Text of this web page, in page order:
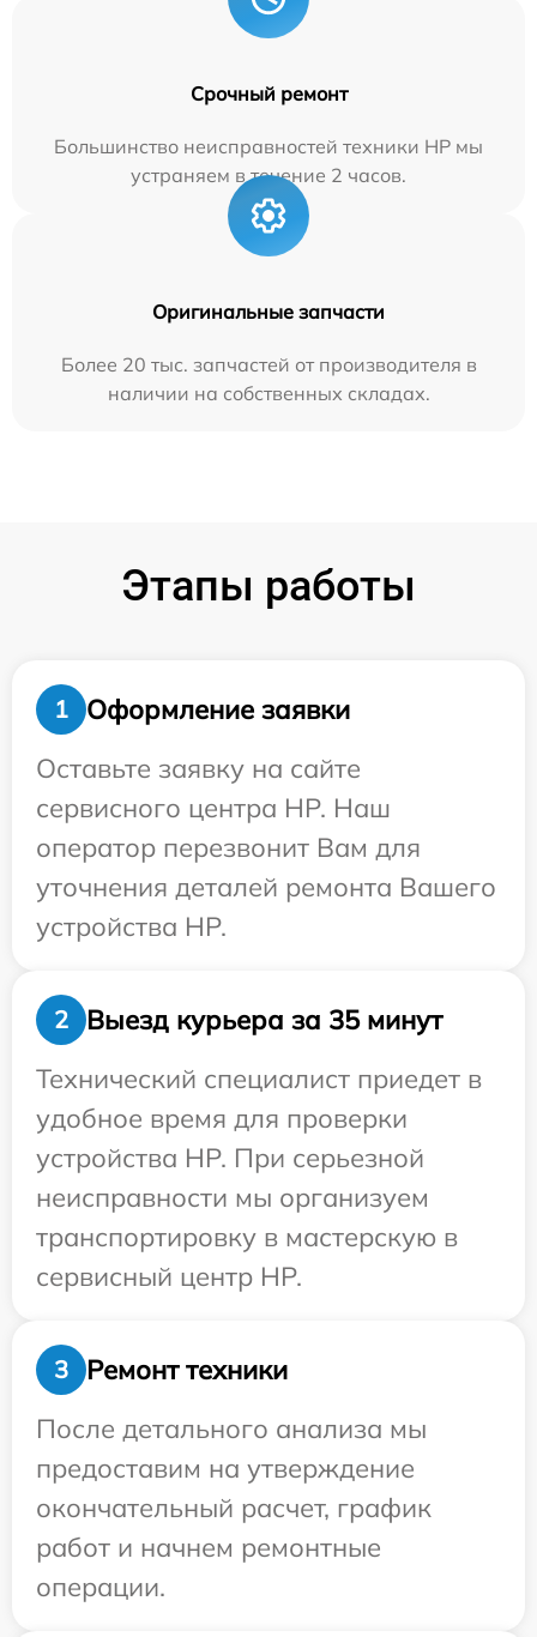
Срочный ремонт
Большинство неисправностей техники HP мы
устраняем в течение 2 часов.
Оригинальные запчасти
Более 20 тыс. запчастей от производителя в
наличии на собственных складах.
Этапы работы
1
Оформление заявки
Оставьте заявку на сайте
сервисного центра HP. Наш
оператор перезвонит Вам для
уточнения деталей ремонта Вашего
устройства HP.
2
Выезд курьера за 35 минут
Технический специалист приедет в
удобное время для проверки
устройства HP. При серьезной
неисправности мы организуем
транспортировку в мастерскую в
сервисный центр HP.
3
Ремонт техники
После детального анализа мы
предоставим на утверждение
окончательный расчет, график
работ и начнем ремонтные
операции.